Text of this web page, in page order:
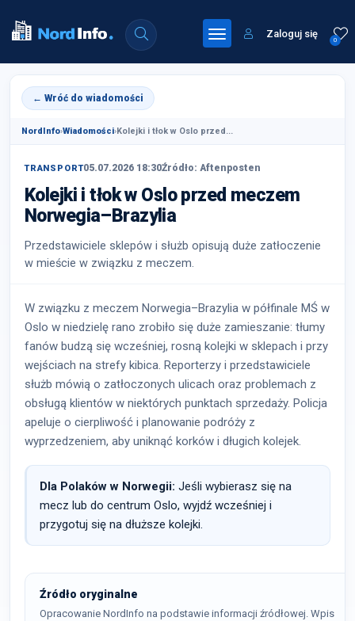
0
Zaloguj się
← Wróć do wiadomości
NordInfo›Wiadomości›Kolejki i tłok w Oslo przed...
TRANSPORT05.07.2026 18:30Źródło: Aftenposten
Kolejki i tłok w Oslo przed meczem
Norwegia–Brazylia
Przedstawiciele sklepów i służb opisują duże zatłoczenie
w mieście w związku z meczem.
W związku z meczem Norwegia–Brazylia w półfinale MŚ w
Oslo w niedzielę rano zrobiło się duże zamieszanie: tłumy
fanów budzą się wcześniej, rosną kolejki w sklepach i przy
wejściach na strefy kibica. Reporterzy i przedstawiciele
służb mówią o zatłoczonych ulicach oraz problemach z
obsługą klientów w niektórych punktach sprzedaży. Policja
apeluje o cierpliwość i planowanie podróży z
wyprzedzeniem, aby uniknąć korków i długich kolejek.
Dla Polaków w Norwegii: Jeśli wybierasz się na
mecz lub do centrum Oslo, wyjdź wcześniej i
przygotuj się na dłuższe kolejki.
Źródło oryginalne
Opracowanie NordInfo na podstawie informacji źródłowej. Wpis